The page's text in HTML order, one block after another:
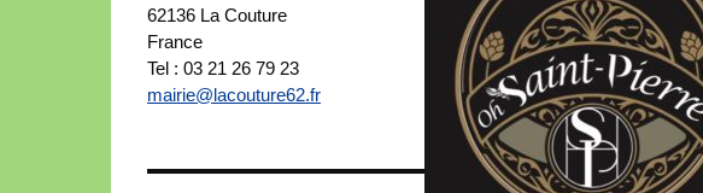
62136 La Couture
France
Tel : 03 21 26 79 23
mairie@lacouture62.fr